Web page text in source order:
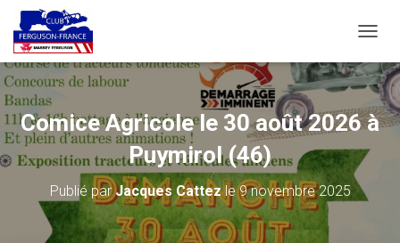
É
P
I
E
R
N
Comice Agricole le 30 août 2026 à
Puymirol (46)
Publié parJacques Cattezle9 novembre 2025